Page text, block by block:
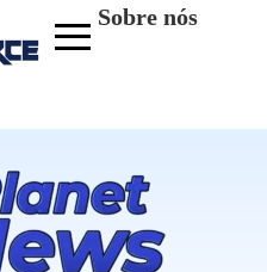
Sobre nós